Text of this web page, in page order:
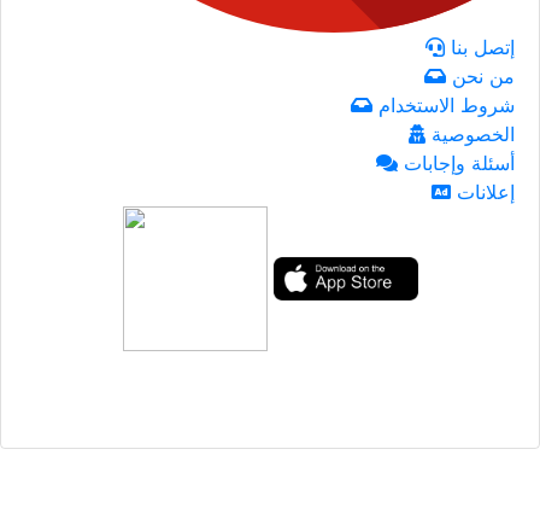
إتصل بنا
من نحن
شروط الاستخدام
الخصوصية
أسئلة وإجابات
إعلانات